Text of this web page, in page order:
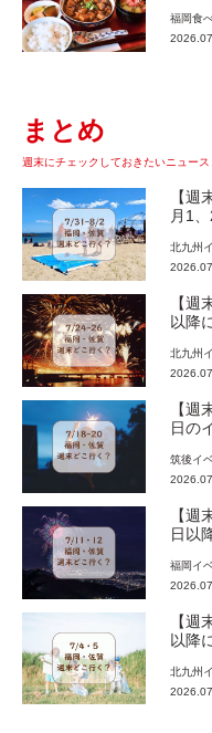
【ま
福岡食
まとめ
週末にチェックしておきたいニュース
【
月1
北九州
【
以降
北九州
【
日の
筑後イ
【
日以
福岡 イ
【週
以降
北九州